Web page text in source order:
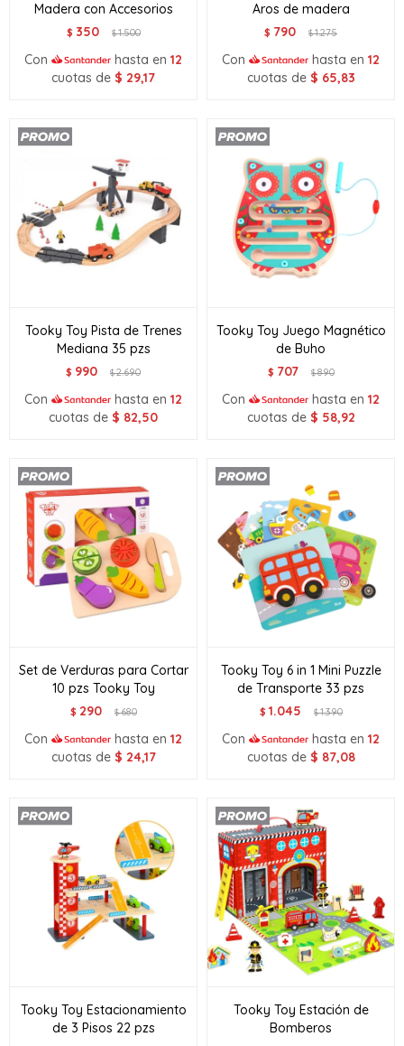
Madera con Accesorios
$ 350 $1.500
Con hasta en 12
cuotas de $ 29,17
Aros de madera
$ 790 $1.275
Con hasta en 12
cuotas de $ 65,83
Tooky Toy Pista de Trenes
Mediana 35 pzs
$ 990 $2.690
Con hasta en 12
cuotas de $ 82,50
Tooky Toy Juego Magnético
de Buho
$ 707 $890
Con hasta en 12
cuotas de $ 58,92
Set de Verduras para Cortar
10 pzs Tooky Toy
$ 290 $680
Con hasta en 12
cuotas de $ 24,17
Tooky Toy 6 in 1 Mini Puzzle
de Transporte 33 pzs
$ 1.045 $1.390
Con hasta en 12
cuotas de $ 87,08
Tooky Toy Estacionamiento
de 3 Pisos 22 pzs
Tooky Toy Estación de
Bomberos